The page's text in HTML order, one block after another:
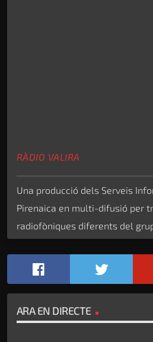
RÀDIO VALIRA
Una producció dels Serveis
Pirenaica en multi-difusió per
radiofòniques diferents del
ARA EN DIRECTE